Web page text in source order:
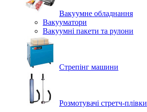
Вакуумне обладнання
Вакууматори
Вакуумні пакети та рулони
Стрепінг машини
Розмотувачі стретч-плівки